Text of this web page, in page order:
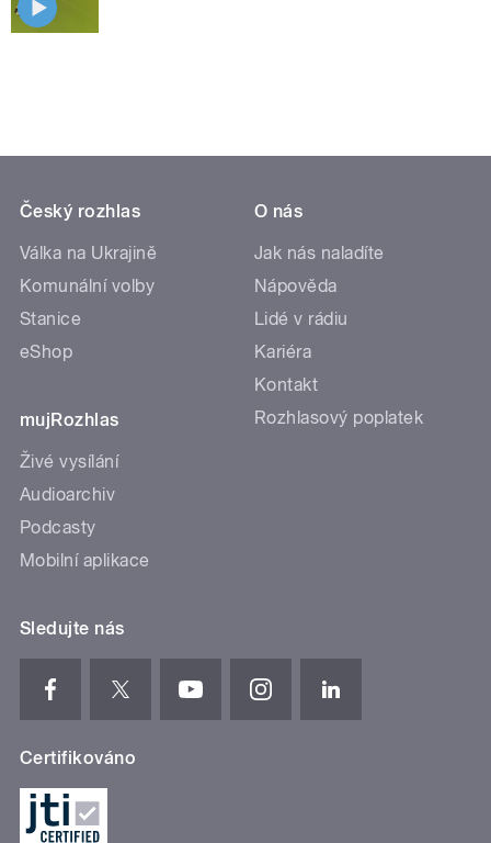
Český rozhlas
Válka na Ukrajině
Komunální volby
Stanice
eShop
mujRozhlas
Živé vysílání
Audioarchiv
Podcasty
Mobilní aplikace
O nás
Jak nás naladíte
Nápověda
Lidé v rádiu
Kariéra
Kontakt
Rozhlasový poplatek
Sledujte nás
Certifikováno